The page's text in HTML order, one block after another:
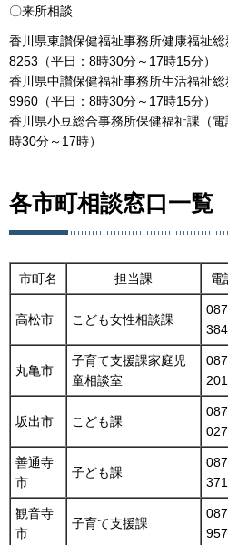
〇来所相談
香川県東讃保健福祉事務所健康福祉
8253（平日：8時30分～17時15分）
香川県中讃保健福祉事務所生活福祉
9960（平日：8時30分～17時15分）
香川県小豆総合事務所保健福祉課（
時30分～17時）
各市町相談窓口一覧
市町名 担当課 電
高松市 こども女性相談課
384
丸亀市
子育て支援課家庭児
童相談室
201
坂出市 こども課
027
善通寺
市
子ども課
371
観音寺
市
子育て支援課
957